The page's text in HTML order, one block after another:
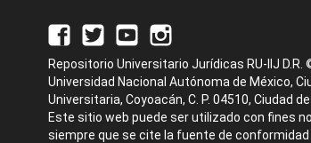
Repositorio Universitario Jurídicas RU-IIJ D.R.
Universidad Nacional Autónoma de México,
Universitaria, Coyoacán, C. P. 04510, Ciudad
Este sitio web puede ser utilizado con fines
siempre que se cite la fuente de conformidad